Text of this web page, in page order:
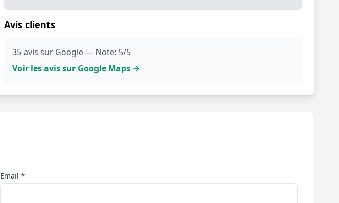
Avis clients
35 avis sur Google — Note: 5/5
Voir les avis sur Google Maps →
Email *